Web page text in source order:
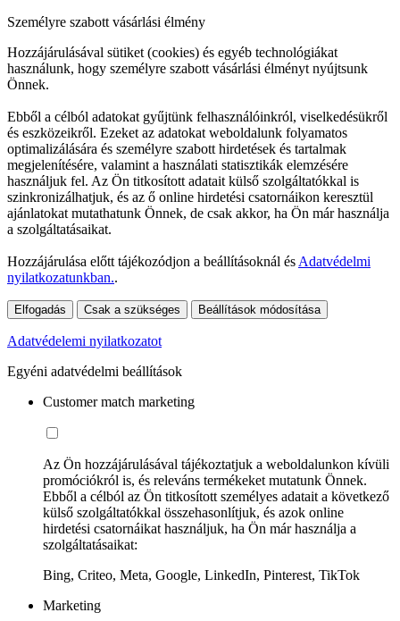
Személyre szabott vásárlási élmény
Hozzájárulásával sütiket (cookies) és egyéb technológiákat
használunk, hogy személyre szabott vásárlási élményt nyújtsunk
Önnek.
Ebből a célból adatokat gyűjtünk felhasználóinkról, viselkedésükről
és eszközeikről. Ezeket az adatokat weboldalunk folyamatos
optimalizálására és személyre szabott hirdetések és tartalmak
megjelenítésére, valamint a használati statisztikák elemzésére
használjuk fel. Az Ön titkosított adatait külső szolgáltatókkal is
szinkronizálhatjuk, és az ő online hirdetési csatornáikon keresztül
ajánlatokat mutathatunk Önnek, de csak akkor, ha Ön már használja
a szolgáltatásaikat.
Hozzájárulása előtt tájékozódjon a beállításoknál és Adatvédelmi
nyilatkozatunkban..
Elfogadás Csak a szükséges Beállítások módosítása
Adatvédelemi nyilatkozatot
Egyéni adatvédelmi beállítások
Customer match marketing
Az Ön hozzájárulásával tájékoztatjuk a weboldalunkon kívüli
promóciókról is, és releváns termékeket mutatunk Önnek.
Ebből a célból az Ön titkosított személyes adatait a következő
külső szolgáltatókkal összehasonlítjuk, és azok online
hirdetési csatornáikat használjuk, ha Ön már használja a
szolgáltatásaikat:
Bing, Criteo, Meta, Google, LinkedIn, Pinterest, TikTok
Marketing